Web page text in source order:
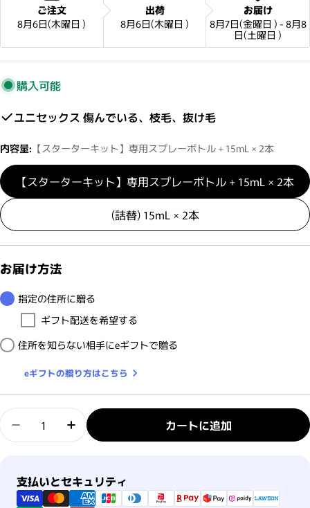
ご注文
8月6日(木曜日 )
出荷
8月6日(木曜日 )
お届け
8月7日(金曜日 ) - 8月8
日(土曜日 )
購入可能
ユニセックス 傷んでいる、枝毛、抜け毛
内容量: 【スターターキット】専用スプレーボトル + 15mL × 2本
【スターターキット】専用スプレーボトル + 15mL × 2本
(詰替) 15mL × 2本
お届け方法
指定の住所に贈る
ギフト配送を希望する
住所を知らない相手にeギフトで贈る
eギフトの贈り方はこちら
数量
Epres エプレ ホームケアキットの数量を減らす
Epres エプレ ホームケアキットの数量を
カートに追加
支払いとセキュリティ
支払い方法